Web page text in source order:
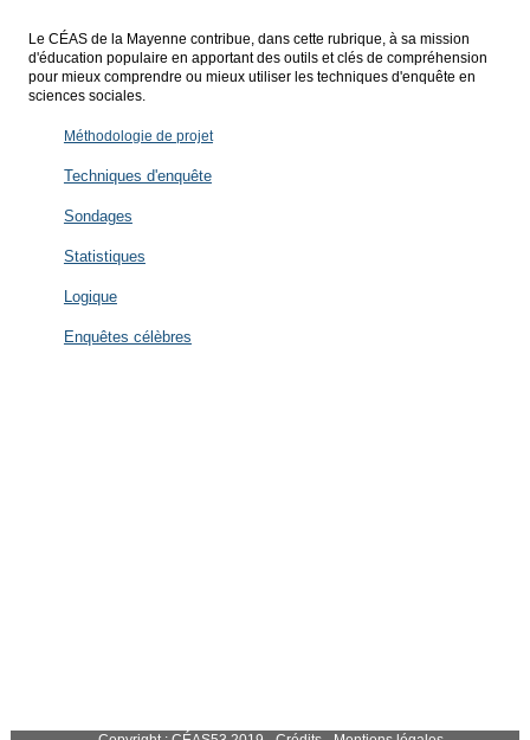
Le CÉAS de la Mayenne contribue, dans cette rubrique, à sa mission
d'éducation populaire en apportant des outils et clés de compréhension
pour mieux comprendre ou mieux utiliser les techniques d'enquête en
sciences sociales.
Méthodologie de projet
Techniques d'enquête
Sondages
Statistiques
Logique
Enquêtes célèbres